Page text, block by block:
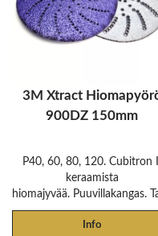
3M Xtract
900DZ 150mm
P40, 60, 80, 120. Cubitron II
keraamista
hiomajyvää. Puuvillakangas.
Info